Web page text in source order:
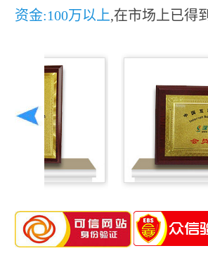
资金:100万以上,在市场上已得